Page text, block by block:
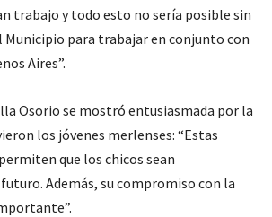
trabajo y todo esto no sería posible sin
para trabajar en conjunto con
Aires”.
Osorio se mostró entusiasmada por la
los jóvenes merlenses: “Estas
que los chicos sean
Además, su compromiso con la